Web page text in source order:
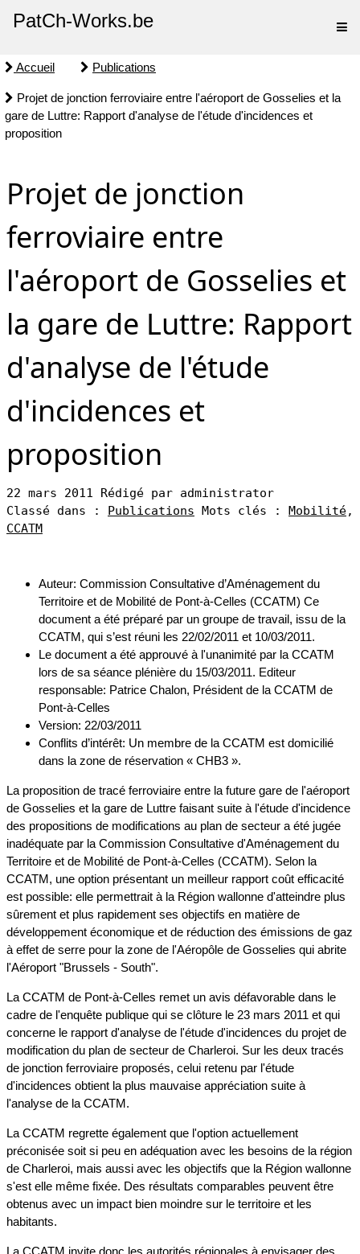
PatCh-Works.be
Accueil Publications
Projet de jonction ferroviaire entre l'aéroport de Gosselies et la
gare de Luttre: Rapport d'analyse de l'étude d'incidences et
proposition
Projet de jonction
ferroviaire entre
l'aéroport de Gosselies et
la gare de Luttre: Rapport
d'analyse de l'étude
d'incidences et
proposition
22 mars 2011 Rédigé par administrator
Classé dans : Publications Mots clés : Mobilité,
CCATM
Auteur: Commission Consultative d’Aménagement du
Territoire et de Mobilité de Pont-à-Celles (CCATM) Ce
document a été préparé par un groupe de travail, issu de la
CCATM, qui s’est réuni les 22/02/2011 et 10/03/2011.
Le document a été approuvé à l'unanimité par la CCATM
lors de sa séance plénière du 15/03/2011. Editeur
responsable: Patrice Chalon, Président de la CCATM de
Pont-à-Celles
Version: 22/03/2011
Conflits d’intérêt: Un membre de la CCATM est domicilié
dans la zone de réservation « CHB3 ».
La proposition de tracé ferroviaire entre la future gare de l'aéroport
de Gosselies et la gare de Luttre faisant suite à l'étude d'incidence
des propositions de modifications au plan de secteur a été jugée
inadéquate par la Commission Consultative d'Aménagement du
Territoire et de Mobilité de Pont-à-Celles (CCATM). Selon la
CCATM, une option présentant un meilleur rapport coût efficacité
est possible: elle permettrait à la Région wallonne d'atteindre plus
sûrement et plus rapidement ses objectifs en matière de
développement économique et de réduction des émissions de gaz
à effet de serre pour la zone de l'Aéropôle de Gosselies qui abrite
l'Aéroport "Brussels - South".
La CCATM de Pont-à-Celles remet un avis défavorable dans le
cadre de l'enquête publique qui se clôture le 23 mars 2011 et qui
concerne le rapport d'analyse de l'étude d'incidences du projet de
modification du plan de secteur de Charleroi. Sur les deux tracés
de jonction ferroviaire proposés, celui retenu par l'étude
d'incidences obtient la plus mauvaise appréciation suite à
l'analyse de la CCATM.
La CCATM regrette également que l'option actuellement
préconisée soit si peu en adéquation avec les besoins de la région
de Charleroi, mais aussi avec les objectifs que la Région wallonne
s'est elle même fixée. Des résultats comparables peuvent être
obtenus avec un impact bien moindre sur le territoire et les
habitants.
La CCATM invite donc les autorités régionales à envisager des